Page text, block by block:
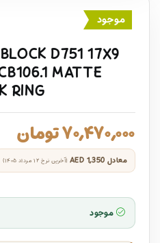
موجود
D751 17X9
MATTE
RING
۷۰,۴۷۰,۰۰۰تومان
معادل AED 1,350 (آخرین نرخ ۱۲ مرداد ۱۴۰۵)
موجود